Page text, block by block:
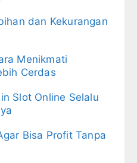
dan Kekurangan
Menikmati
Cerdas
Slot Online Selalu
Bisa Profit Tanpa